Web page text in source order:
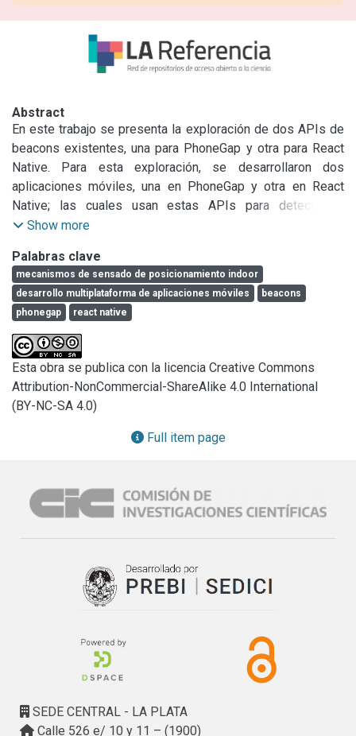
Abstract
En este trabajo se presenta la exploración de dos APIs de
beacons existentes, una para PhoneGap y otra para React
Native. Para esta exploración, se desarrollaron dos
aplicaciones móviles, una en PhoneGap y otra en React
Native; las cuales usan estas APIs para detectar la
proximidad a los beacons, al entrar en la proximidad de un
detallan distintas características de estas aplicaciones
desarrolladas, haciendo hincapié en el análisis comparativo
de estos desarrollos respecto a lo que provee cada API.
Además, el trabajo presenta un espacio de discusión para
analizar las lecciones aprendidas en la exploración
realizada, en pos de contribuir a la temática relacionada al
desarrollo de tipo de aplicaciones.
Show more
Palabras clave
mecanismos de sensado de posicionamiento indoor
desarrollo multiplataforma de aplicaciones móviles
beacons
phonegap
react native
Esta obra se publica con la licencia Creative Commons
Attribution-NonCommercial-ShareAlike 4.0 International
(BY-NC-SA 4.0)
Full item page
SEDE CENTRAL - LA PLATA
Calle 526 e/ 10 y 11 – (1900)